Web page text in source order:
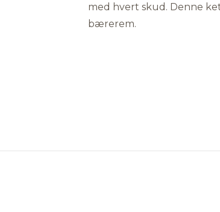
med hvert skud. Denne
bærerem.